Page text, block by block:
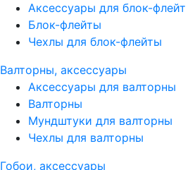
Аксессуары для блок-флейт
Блок-флейты
Чехлы для блок-флейты
Валторны, аксессуары
Аксессуары для валторны
Валторны
Мундштуки для валторны
Чехлы для валторны
Гобои, аксессуары